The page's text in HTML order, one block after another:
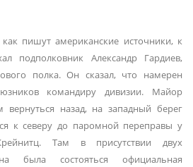
пишут американские источники, к
подполковник Александр Гардиев,
полка. Он сказал, что намерен
командиру дивизии. Майор
вернуться назад, на западный берег
к северу до паромной переправы у
Там в присутствии двух
была состояться официальная